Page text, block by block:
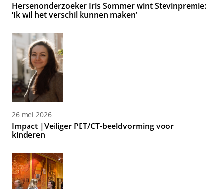
Hersenonderzoeker Iris Sommer wint Stevinpremie:
‘Ik wil het verschil kunnen maken’
26 mei 2026
Impact |Veiliger PET/CT-beeldvorming voor
kinderen